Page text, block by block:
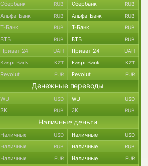
Сбербанк RUB Сбербанк RUB
Альфа-Банк RUB Альфа-Банк RUB
Т-Банк RUB Т-Банк RUB
ВТБ RUB ВТБ RUB
Приват 24 UAH Приват 24 UAH
Kaspi Bank KZT Kaspi Bank KZT
Revolut EUR Revolut EUR
Денежные переводы
WU USD WU USD
ЗК RUB ЗК RUB
Наличные деньги
Наличные USD Наличные USD
Наличные RUB Наличные RUB
Наличные EUR Наличные EUR